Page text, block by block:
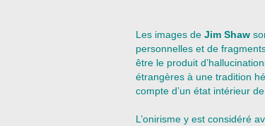
Les images de Jim Shaw
personnelles et de
être le produit
étrangères à une tradition
compte d’un état intérieur de
L’onirisme y est considéré